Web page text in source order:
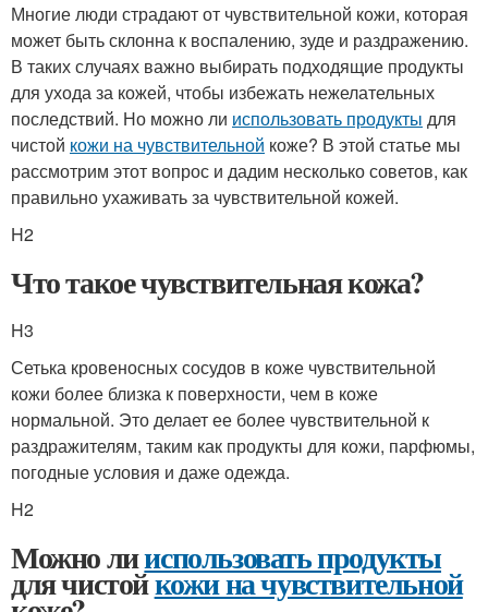
Многие люди страдают от чувствительной кожи, которая
может быть склонна к воспалению, зуде и раздражению.
В таких случаях важно выбирать подходящие продукты
для ухода за кожей, чтобы избежать нежелательных
последствий. Но можно ли использовать продукты для
чистой кожи на чувствительной коже? В этой статье мы
рассмотрим этот вопрос и дадим несколько советов, как
правильно ухаживать за чувствительной кожей.
H2
Что такое чувствительная кожа?
H3
Сетька кровеносных сосудов в коже чувствительной
кожи более близка к поверхности, чем в коже
нормальной. Это делает ее более чувствительной к
раздражителям, таким как продукты для кожи, парфюмы,
погодные условия и даже одежда.
H2
Можно лииспользовать продукты
для чистойкожи на чувствительной